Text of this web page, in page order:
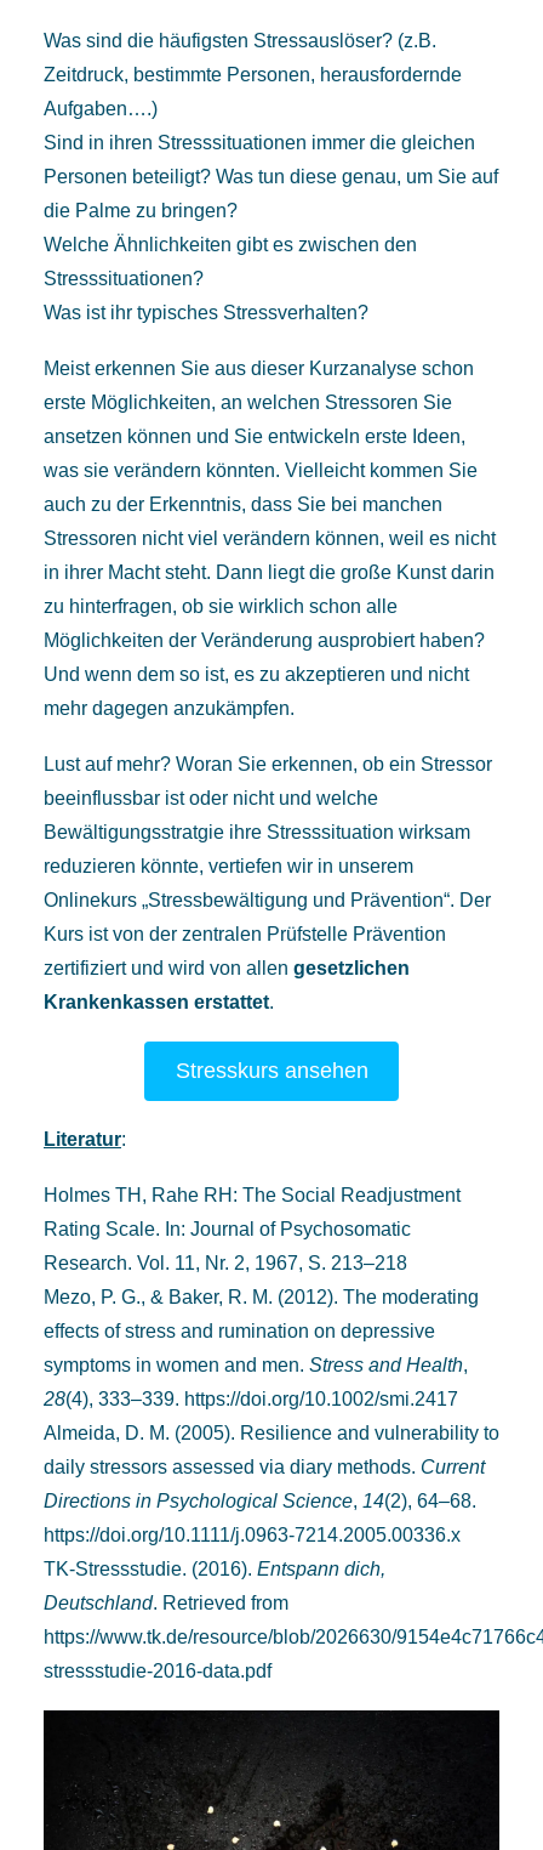
Was sind die häufigsten Stressauslöser? (z.B.
Zeitdruck, bestimmte Personen, herausfordernde
Aufgaben….)
Sind in ihren Stresssituationen immer die gleichen
Personen beteiligt? Was tun diese genau, um Sie auf
die Palme zu bringen?
Welche Ähnlichkeiten gibt es zwischen den
Stresssituationen?
Was ist ihr typisches Stressverhalten?
Meist erkennen Sie aus dieser Kurzanalyse schon
erste Möglichkeiten, an welchen Stressoren Sie
ansetzen können und Sie entwickeln erste Ideen,
was sie verändern könnten. Vielleicht kommen Sie
auch zu der Erkenntnis, dass Sie bei manchen
Stressoren nicht viel verändern können, weil es nicht
in ihrer Macht steht. Dann liegt die große Kunst darin
zu hinterfragen, ob sie wirklich schon alle
Möglichkeiten der Veränderung ausprobiert haben?
Und wenn dem so ist, es zu akzeptieren und nicht
mehr dagegen anzukämpfen.
Lust auf mehr? Woran Sie erkennen, ob ein Stressor
beeinflussbar ist oder nicht und welche
Bewältigungsstratgie ihre Stresssituation wirksam
reduzieren könnte, vertiefen wir in unserem
Onlinekurs „Stressbewältigung und Prävention“. Der
Kurs ist von der zentralen Prüfstelle Prävention
zertifiziert und wird von allen gesetzlichen
Krankenkassen erstattet.
Stresskurs ansehen
Literatur:
Holmes TH, Rahe RH: The Social Readjustment
Rating Scale. In: Journal of Psychosomatic
Research. Vol. 11, Nr. 2, 1967, S. 213–218
Mezo, P. G., & Baker, R. M. (2012). The moderating
effects of stress and rumination on depressive
symptoms in women and men. Stress and Health,
28(4), 333–339. https://doi.org/10.1002/smi.2417
Almeida, D. M. (2005). Resilience and vulnerability to
daily stressors assessed via diary methods. Current
Directions in Psychological Science, 14(2), 64–68.
https://doi.org/10.1111/j.0963-7214.2005.00336.x
TK-Stressstudie. (2016). Entspann dich,
Deutschland. Retrieved from
https://www.tk.de/resource/blob/2026630/
stressstudie-2016-data.pdf